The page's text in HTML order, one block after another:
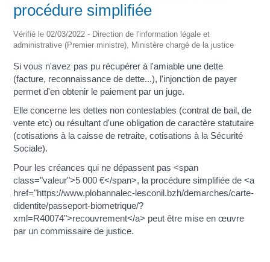
procédure simplifiée
Vérifié le 02/03/2022 - Direction de l'information légale et
administrative (Premier ministre), Ministère chargé de la justice
Si vous n'avez pas pu récupérer à l'amiable une dette
(facture, reconnaissance de dette...), l'injonction de payer
permet d'en obtenir le paiement par un juge.
Elle concerne les dettes non contestables (contrat de bail, de
vente etc) ou résultant d'une obligation de caractère statutaire
(cotisations à la caisse de retraite, cotisations à la Sécurité
Sociale).
Pour les créances qui ne dépassent pas <span
class="valeur">5 000 €</span>, la procédure simplifiée de <a
href="https://www.plobannalec-lesconil.bzh/demarches/carte-
didentite/passeport-biometrique/?
xml=R40074">recouvrement</a> peut être mise en œuvre
par un commissaire de justice.